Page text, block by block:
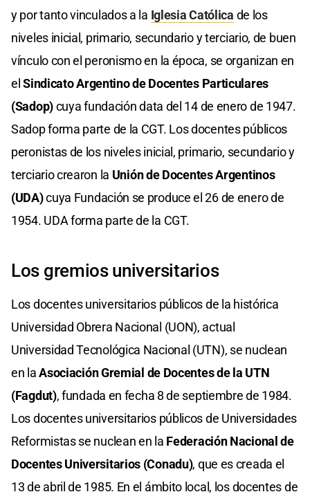
y por tanto vinculados a la Iglesia Católica de los
niveles inicial, primario, secundario y terciario, de buen
vínculo con el peronismo en la época, se organizan en
elSindicato Argentino de Docentes Particulares
(Sadop)cuya fundación data del 14 de enero de 1947.
Sadop forma parte de la CGT. Los docentes públicos
peronistas de los niveles inicial, primario, secundario y
terciario crearon la Unión de Docentes Argentinos
(UDA)cuya Fundación se produce el 26 de enero de
1954. UDA forma parte de la CGT.
Los gremios universitarios
Los docentes universitarios públicos de la histórica
Universidad Obrera Nacional (UON), actual
Universidad Tecnológica Nacional (UTN), se nuclean
en laAsociación Gremial de Docentes de la UTN
(Fagdut), fundada en fecha 8 de septiembre de 1984.
Los docentes universitarios públicos de Universidades
Reformistas se nuclean en la Federación Nacional de
Docentes Universitarios (Conadu), que es creada el
13 de abril de 1985. En el ámbito local, los docentes de